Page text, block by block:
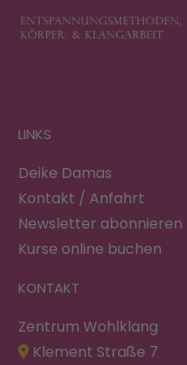
LINKS
Deike Damas
Kontakt / Anfahrt
Newsletter abonnieren
Kurse online buchen
KONTAKT
Zentrum Wohlklang
Klement Straße 7